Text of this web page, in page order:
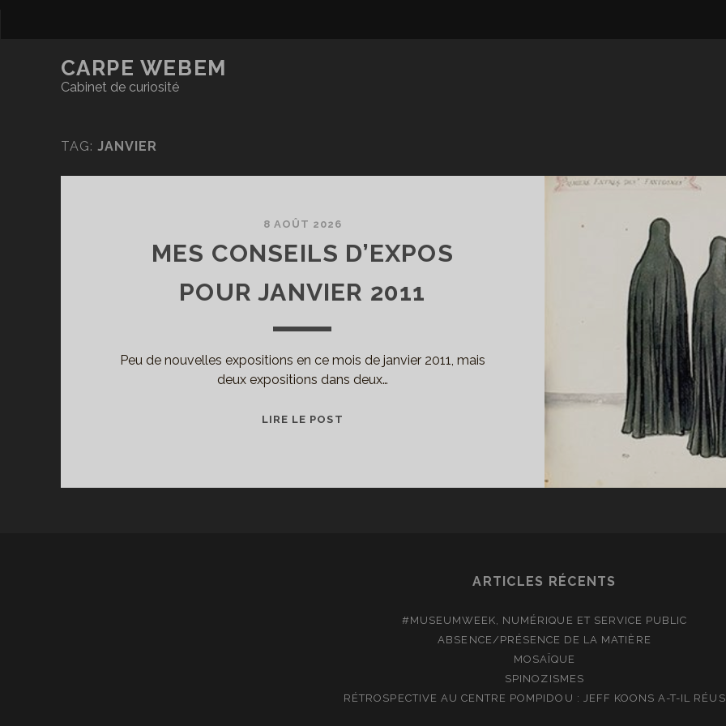
CARPE WEBEM
Cabinet de curiosité
TAG: JANVIER
8 AOÛT 2026
MES CONSEILS D’EXPOS
POUR JANVIER 2011
Peu de nouvelles expositions en ce mois de janvier 2011, mais
deux expositions dans deux…
LIRE LE POST
ARTICLES RÉCENTS
#MUSEUMWEEK, NUMÉRIQUE ET SERVICE PUBLIC
ABSENCE/PRÉSENCE DE LA MATIÈRE
MOSAÏQUE
SPINOZISMES
RÉTROSPECTIVE AU CENTRE POMPIDOU : JEFF KOONS A-T-IL